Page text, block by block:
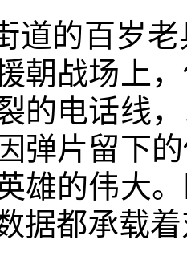
道的百岁
朝战场上
的电话线
弹片留下
雄的伟大
据都承载